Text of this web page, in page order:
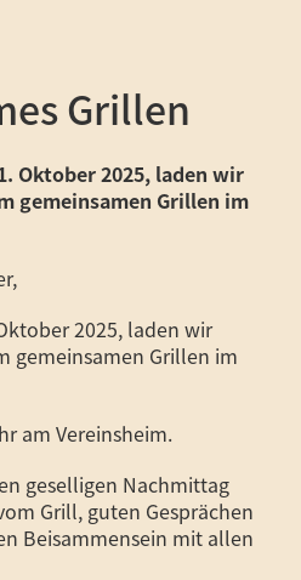
Grillen
Oktober 2025, laden wir
gemeinsamen Grillen im
2025, laden wir
gemeinsamen Grillen im
am Vereinsheim.
geselligen Nachmittag
Grill, guten Gesprächen
Beisammensein mit allen